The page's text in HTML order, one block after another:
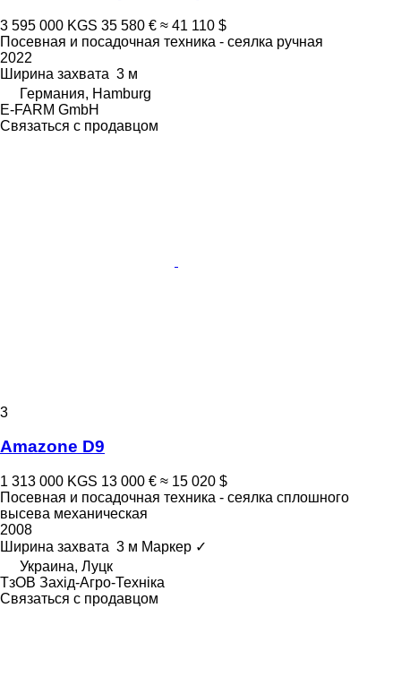
3 595 000 KGS 35 580 € ≈ 41 110 $
Посевная и посадочная техника - сеялка ручная
2022
Ширина захвата 3 м
Германия, Hamburg
E-FARM GmbH
Связаться с продавцом
3
Amazone D9
1 313 000 KGS 13 000 € ≈ 15 020 $
Посевная и посадочная техника - сеялка сплошного
высева механическая
2008
Ширина захвата 3 м Маркер ✓
Украина, Луцк
ТзОВ Захід-Агро-Техніка
Связаться с продавцом